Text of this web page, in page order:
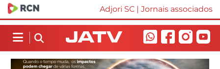
Adjori SC | Jornais associados